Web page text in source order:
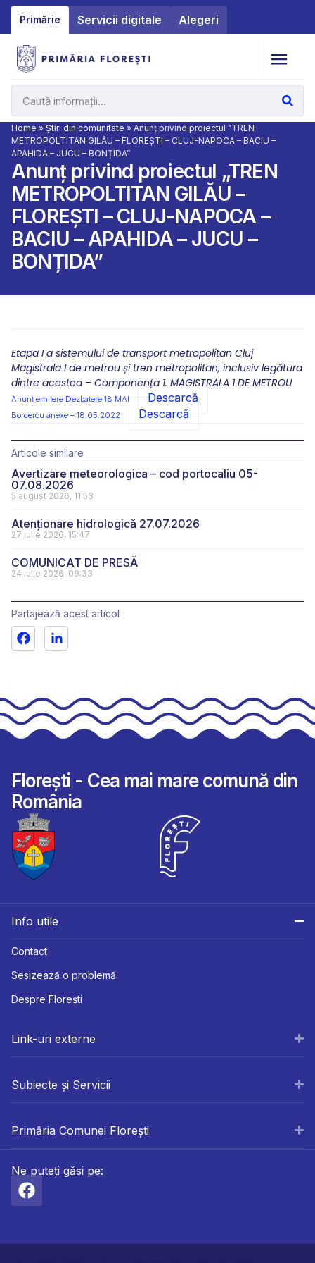
Primărie Servicii digitale Alegeri
Home » Știri din comunitate » Anunț privind proiectul “TREN
METROPOLTITAN GILĂU – FLOREȘTI – CLUJ-NAPOCA – BACIU –
APAHIDA – JUCU – BONȚIDA”
Anunț privind proiectul „TREN
METROPOLTITAN GILĂU –
FLOREȘTI – CLUJ-NAPOCA –
BACIU – APAHIDA – JUCU –
BONȚIDA”
Etapa I a sistemului de transport metropolitan Cluj
Magistrala I de metrou și tren metropolitan, inclusiv legătura
dintre acestea – Componența 1. MAGISTRALA 1 DE METROU
Anunt emitere Dezbatere 18 MAI Descarcă
Borderou anexe – 18.05.2022 Descarcă
Articole similare
Avertizare meteorologica – cod portocaliu 05-
07.08.2026
5 august 2026, 11:53
Atenționare hidrologică 27.07.2026
27 iulie 2026, 15:47
COMUNICAT DE PRESĂ
24 iulie 2026, 09:33
Partajează acest articol
Florești - Cea mai mare comună din
România
Info utile
Contact
Sesizează o problemă
Despre Florești
Link-uri externe
Subiecte și Servicii
Primăria Comunei Florești
Ne puteți găsi pe: